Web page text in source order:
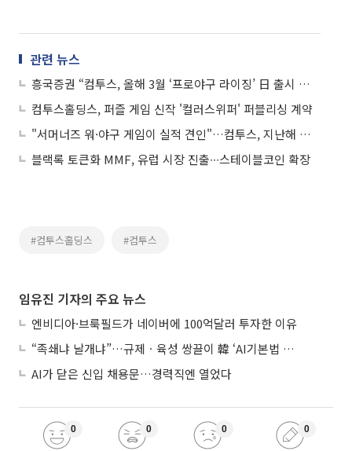
관련 뉴스
흥국증권 “컴투스, 올해 3월 ‘프로야구 라이징’ 日 출시 기대”
컴투스홀딩스, 퍼즐 게임 신작 '컬러스위퍼' 퍼블리싱 계약
"서머너즈 워·야구 게임이 실적 견인"…컴투스, 지난해 흑자전환
블랙록 토큰화 MMF, 유럽 시장 진출∙∙∙스테이블코인 확장
#컴투스홀딩스 #컴투스
임유진 기자의 주요 뉴스
엔비디아·브룩필드가 네이버에 100억달러 투자한 이유
“족쇄냐 날개냐”…규제ㆍ육성 쌍끌이 韓 ‘AI기본법 개정안’ 오늘 시행
AI가 닫은 신입 채용문…경력직엔 열었다
0 0 0 0